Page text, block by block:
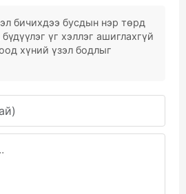
бичихдээ бусдын нэр төрд
үг хэллэг ашиглахгүй
хүний үзэл бодлыг